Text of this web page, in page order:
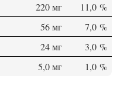
220 мг
11,0 %
56 мг
7,0 %
24 мг
3,0 %
5,0 мг 1,0 %